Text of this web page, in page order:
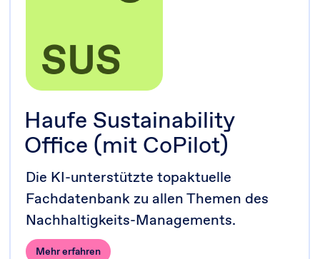
Haufe Sustainability
Office (mit CoPilot)
Die KI-unterstützte topaktuelle
Fachdatenbank zu allen Themen des
Nachhaltigkeits-Managements.
Mehr erfahren